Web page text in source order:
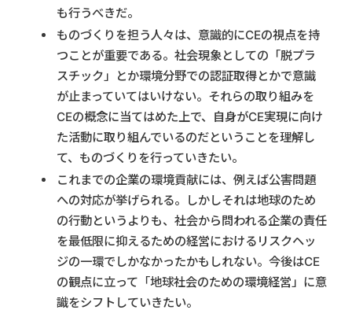
も行うべきだ。
ものづくりを担う人々は、意識的にCEの視点を持
つことが重要である。社会現象としての「脱プラ
スチック」とか環境分野での認証取得とかで意識
が止まっていてはいけない。それらの取り組みを
CEの概念に当てはめた上で、自身がCE実現に向け
た活動に取り組んでいるのだということを理解し
て、ものづくりを行っていきたい。
これまでの企業の環境貢献には、例えば公害問題
への対応が挙げられる。しかしそれは地球のため
の行動というよりも、社会から問われる企業の責任
を最低限に抑えるための経営におけるリスクヘッ
ジの一環でしかなかったかもしれない。今後はCE
の観点に立って「地球社会のための環境経営」に意
識をシフトしていきたい。